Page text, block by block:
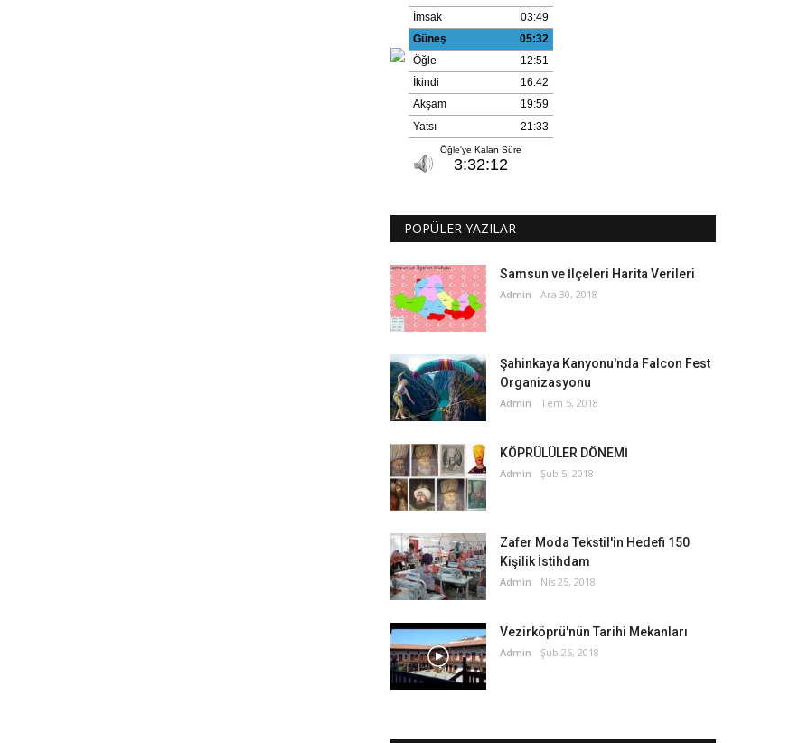
POPÜLER YAZILAR
Samsun ve İlçeleri Harita Verileri
Admin Ara 30, 2018
Şahinkaya Kanyonu'nda Falcon Fest
Organizasyonu
Admin Tem 5, 2018
KÖPRÜLÜLER DÖNEMİ
Admin Şub 5, 2018
Zafer Moda Tekstil'in Hedefi 150
Kişilik İstihdam
Admin Nis 25, 2018
Vezirköprü'nün Tarihi Mekanları
Admin Şub 26, 2018